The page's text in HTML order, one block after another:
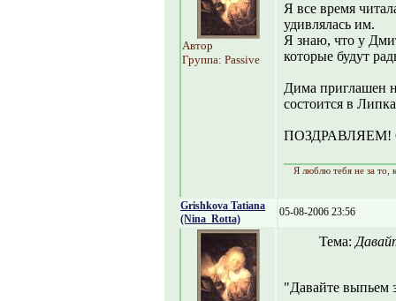
Автор
Группа: Passive
Я все время
удивлялась им.
Я знаю, что у
которые будут
Дима приглашен
состоится в
ПОЗДРАВЛЯЕМ!
Я люблю тебя не за то,
Grishkova Tatiana
(Nina_Rotta)
05-08-2006 23:56
Тема:
"Давайте выпьем